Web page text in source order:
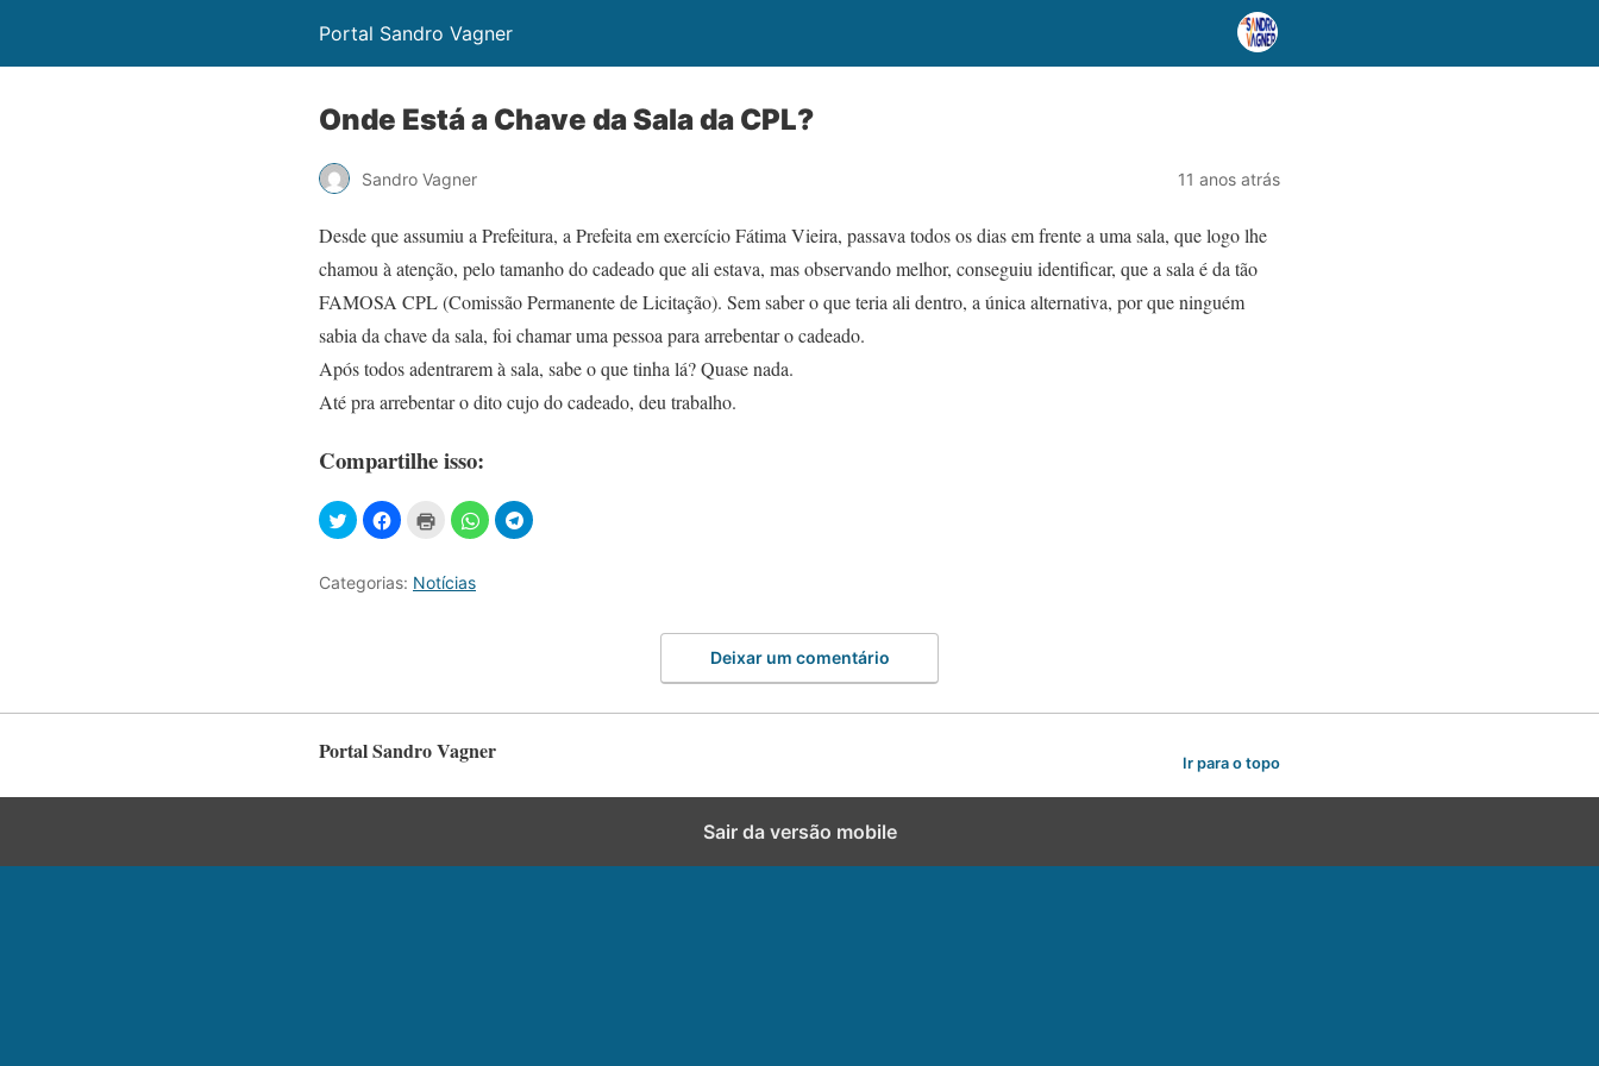
Portal Sandro Vagner
Onde Está a Chave da Sala da CPL?
Sandro Vagner 11 anos atrás
Desde que assumiu a Prefeitura, a Prefeita em exercício Fátima Vieira, passava todos os dias em frente a uma sala, que logo lhe
chamou à atenção, pelo tamanho do cadeado que ali estava, mas observando melhor, conseguiu identificar, que a sala é da tão
FAMOSA CPL (Comissão Permanente de Licitação). Sem saber o que teria ali dentro, a única alternativa, por que ninguém
sabia da chave da sala, foi chamar uma pessoa para arrebentar o cadeado.
Após todos adentrarem à sala, sabe o que tinha lá? Quase nada.
Até pra arrebentar o dito cujo do cadeado, deu trabalho.
Compartilhe isso:
Categorias: Notícias
Deixar um comentário
Portal Sandro Vagner Ir para o topo
Sair da versão mobile